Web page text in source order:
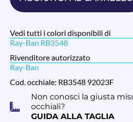
Vedi tutti i colori disponibili di
Ray-Ban RB3548
Rivenditore autorizzato
Ray-Ban
Cod. occhiale: RB3548 92023F
Non conosci la giusta
occhiali?
GUIDA ALLA TAGLIA